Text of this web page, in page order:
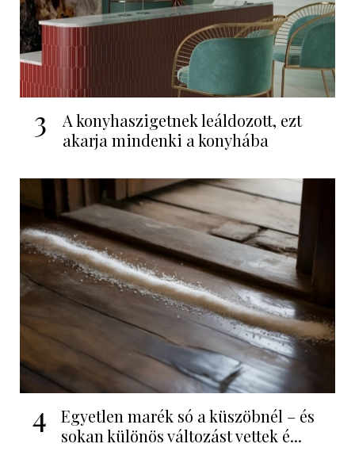
3
A konyhaszigetnek leáldozott, ezt
akarja mindenki a konyhába
4
Egyetlen marék só a küszöbnél – és
sokan különös változást vettek é...